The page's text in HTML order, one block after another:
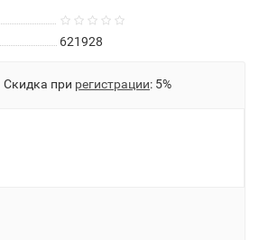
621928
Скидка при регистрации: 5%